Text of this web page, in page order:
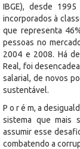
IBGE), desde
incorporados à
que representa
pessoas no
2004 e 2008. Há
Real, foi
salarial, de novos
sustentável.
P o r é m, a
sistema que mais
assumir esse
combatendo a